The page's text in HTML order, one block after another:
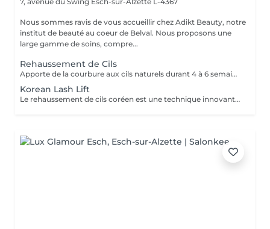
Nous sommes ravis de vous accueillir chez Adikt Beauty, notre
institut de beauté au coeur de Belval. Nous proposons une
large gamme de soins, compre...
Rehaussement de Cils
Apporte de la courbure aux cils naturels durant 4 à 6 semaines.
Korean Lash Lift
Le rehaussement de cils coréen est une technique innovante qui permet de courber les cils naturels dès la racine. Contrairement aux méthodes classiques, il utilise une formule douce à base de Cystéamine, sans colle, ce qui idéal pour les cils fragiles ou les yeux sensibles. Entre les deux étapes, un soin des cils est réalisé pour nourrir les cils en profondeur. Choisissez l'option avec coloration pour un effet plus marqué et profond.